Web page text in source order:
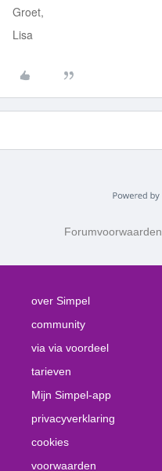
Groet,
Lisa
Forumvoorwaarden
over Simpel
community
via via voordeel
tarieven
Mijn Simpel-app
privacyverklaring
cookies
voorwaarden